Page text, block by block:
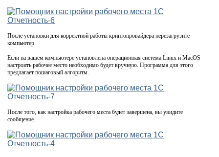
После установки для корректной работы криптопровайдера перезагрузите
компьютер.
Если на вашем компьютере установлена операционная система Linux и MacOS
настроить рабочее место необходимо будет вручную. Программа для этого
предлагает пошаговый алгоритм.
После того, как настройка рабочего места будет завершена, вы увидите
сообщение.